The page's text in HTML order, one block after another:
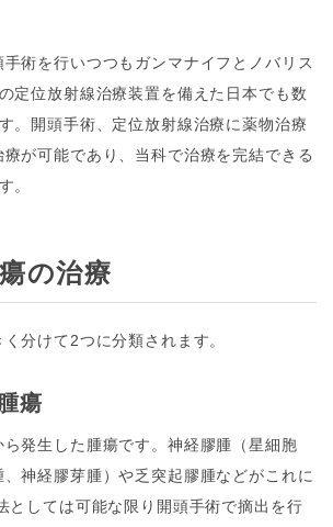
術を行いつつもガンマナイフとノバリス
定位放射線治療装置を備えた日本でも数
。開頭手術、定位放射線治療に薬物治療
が可能であり、当科で治療を完結できる
。
の治療
分けて2つに分類されます。
瘍
ら発生した腫瘍です。神経膠腫（星細胞
神経膠芽腫）や乏突起膠腫などがこれに
としては可能な限り開頭手術で摘出を行